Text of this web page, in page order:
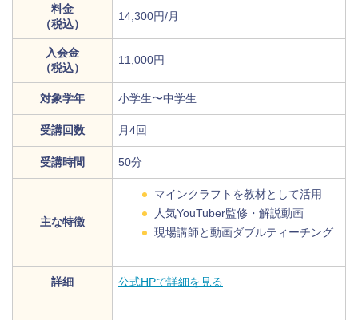
料金
（税込）
14,300円/月
入会金
（税込）
11,000円
対象学年 小学生〜中学生
受講回数 月4回
受講時間 50分
主な特徴
マインクラフトを教材として活用
人気YouTuber監修・解説動画
現場講師と動画ダブルティーチング
詳細 公式HPで詳細を見る